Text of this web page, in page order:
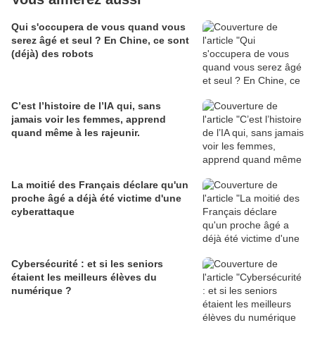
Qui s'occupera de vous quand vous
serez âgé et seul ? En Chine, ce sont
(déjà) des robots
C’est l’histoire de l’IA qui, sans
jamais voir les femmes, apprend
quand même à les rajeunir.
La moitié des Français déclare qu'un
proche âgé a déjà été victime d'une
cyberattaque
Cybersécurité : et si les seniors
étaient les meilleurs élèves du
numérique ?